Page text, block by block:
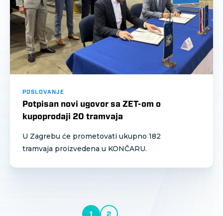
POSLOVANJE
Potpisan novi ugovor sa ZET-om o
kupoprodaji 20 tramvaja
U Zagrebu će prometovati ukupno 182
tramvaja proizvedena u KONČARU.
1 2